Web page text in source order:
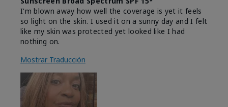
I'm blown away how well the coverage is yet it feels
so light on the skin. I used it on a sunny day and I felt
like my skin was protected yet looked like I had
nothing on.
Mostrar Traducción